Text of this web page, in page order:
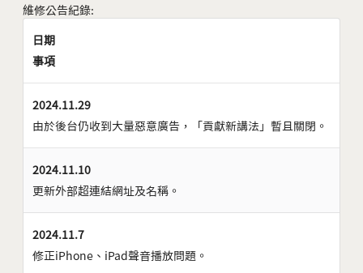
維修公告紀錄:
日期
事項
2024.11.29
由於後台仍收到大量惡意廣告，「貢獻新講法」暫且關閉。
2024.11.10
更新外部超連結網址及名稱。
2024.11.7
修正iPhone、iPad聲音播放問題。